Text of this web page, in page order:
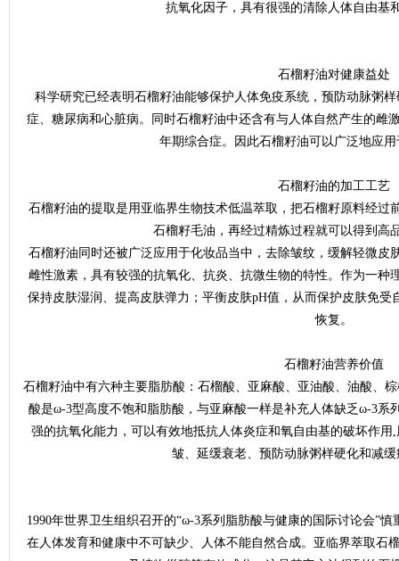
抗氧化因子，具有很强的清除人体自由基
石榴籽油对健康益处
科学研究已经表明石榴籽油能够保护人体免疫系统，预防动脉粥
症、糖尿病和心脏病。同时石榴籽油中还含有与人体自然产生的雌
年期综合症。因此石榴籽油可以广泛地应
石榴籽油的加工工艺
石榴籽油的提取是用亚临界生物技术低温萃取，把石榴籽原料经过
石榴籽毛油，再经过精炼过程就可以得到高
石榴籽油同时还被广泛应用于化妆品当中，去除皱纹，缓解轻微皮
雌性激素，具有较强的抗氧化、抗炎、抗微生物的特性。作为一种
保持皮肤湿润、提高皮肤弹力；平衡皮肤pH值，从而保护皮肤免
恢复。
石榴籽油营养价值
石榴籽油中有六种主要脂肪酸：石榴酸、亚麻酸、亚油酸、油酸、
酸是ω-3型高度不饱和脂肪酸，与亚麻酸一样是补充人体缺乏ω-3系
强的抗氧化能力，可以有效地抵抗人体炎症和氧自由基的破坏作
皱、延缓衰老、预防动脉粥样硬化和减
1990年世界卫生组织召开的“ω-3系列脂肪酸与健康的国际讨论会”
在人体发育和健康中不可缺少、人体不能自然合成。亚临界萃取石